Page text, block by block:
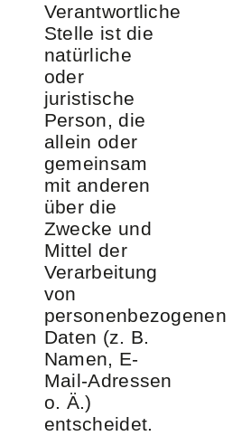
Verantwortliche
Stelle ist die
natürliche
oder
juristische
Person, die
allein oder
gemeinsam
mit anderen
über die
Zwecke und
Mittel der
Verarbeitung
von
personenbezogenen
Daten (z. B.
Namen, E-
Mail-Adressen
o. Ä.)
entscheidet.